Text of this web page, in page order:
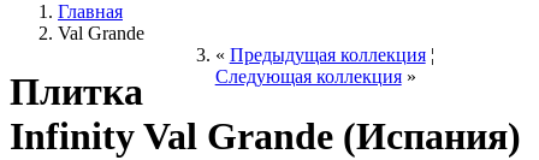
Главная
Val Grande
« Предыдущая коллекция¦
Следующая коллекция»
Плитка
Infinity Val Grande (Испания)